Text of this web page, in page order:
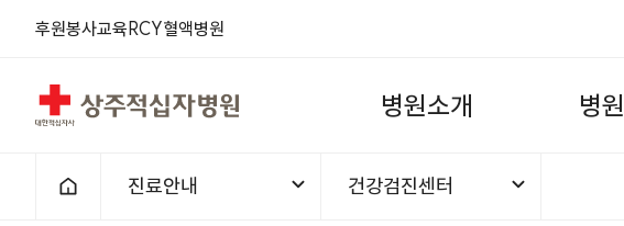
후원봉사교육 RCY혈액병원
상주적십자병원 병원소개 병원
홈으로
진료안내 건강검진센터